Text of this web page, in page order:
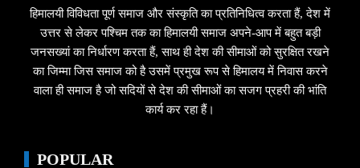
हिमालयी विविधता पूर्ण समाज और संस्कृति का प्रतिनिधित्व करता हैं, देश में
उत्तर से लेकर पश्चिम तक का हिमालयी समाज अपने-आप में बहुत बड़ी
जनसख्यां का निर्धारण करता हैं, साथ ही देश की सीमाओं को सुरक्षित रखने
का जिम्मा जिस समाज को है उसमें प्रमुख रूप से हिमालय में निवास करने
वाला ही समाज है जो सदियों से देश की सीमाओं का सजग प्रहरी की भांति
कार्य कर रहा हैं।
POPULAR